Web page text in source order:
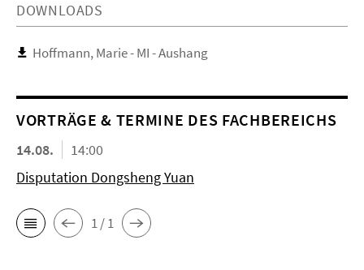
DOWNLOADS
Hoffmann, Marie - MI - Aushang
VORTRÄGE & TERMINE DES FACHBEREICHS
14.08.
14:00
Disputation Dongsheng Yuan
1 / 1